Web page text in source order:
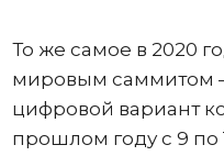
То же самое в 2020
мировым саммитом
цифровой вариант
прошлом году с 9 по